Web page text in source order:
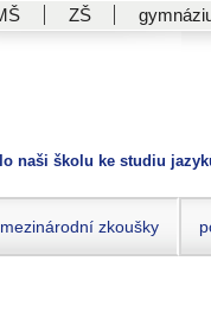
ZŠ
naši školu ke studiu
mezinárodní zkoušky